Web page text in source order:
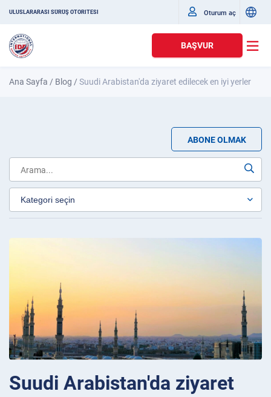
ULUSLARARASI SÜRÜŞ OTORITESI Oturum aç
BAŞVUR
Ana Sayfa / Blog /Suudi Arabistan'da ziyaret edilecek en iyi yerler
ABONE OLMAK
Suudi Arabistan'da ziyaret